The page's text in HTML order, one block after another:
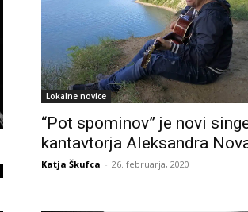
Lokalne novice
“Pot spominov” je novi
kantavtorja Aleksandra
Katja Škufca - 26. februarja, 2020